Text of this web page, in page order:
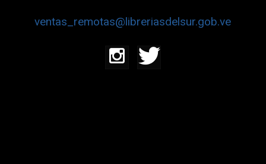
ventas_remotas@libreriasdelsur.gob.ve